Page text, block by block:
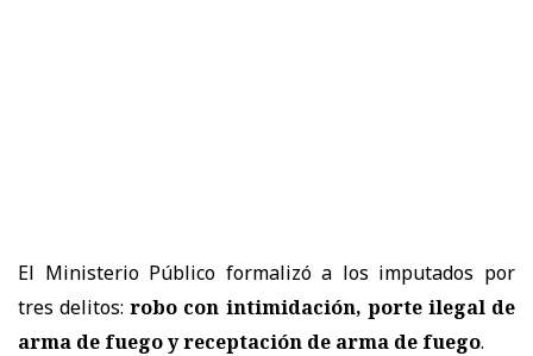
El Ministerio Público formalizó a los imputados por
tres delitos:robo con intimidación, porte ilegal de
arma de fuego y receptación de arma de fuego.